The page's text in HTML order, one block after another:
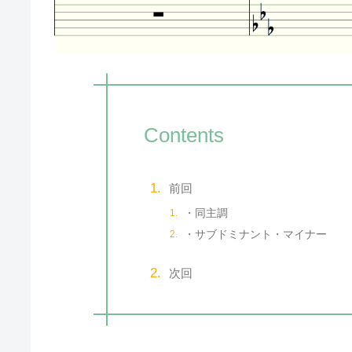
Contents
前回
・同主調
・サブドミナント・マイナー
次回